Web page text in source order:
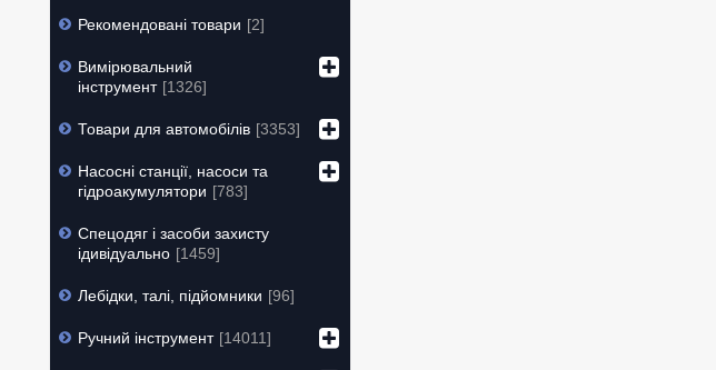
Рекомендовані товари 2
Вимірювальний
інструмент
1326
Товари для автомобілів 3353
Насосні станції, насоси та
гідроакумулятори
783
Спецодяг і засоби захисту
ідивідуально
1459
Лебідки, талі, підйомники 96
Ручний інструмент 14011